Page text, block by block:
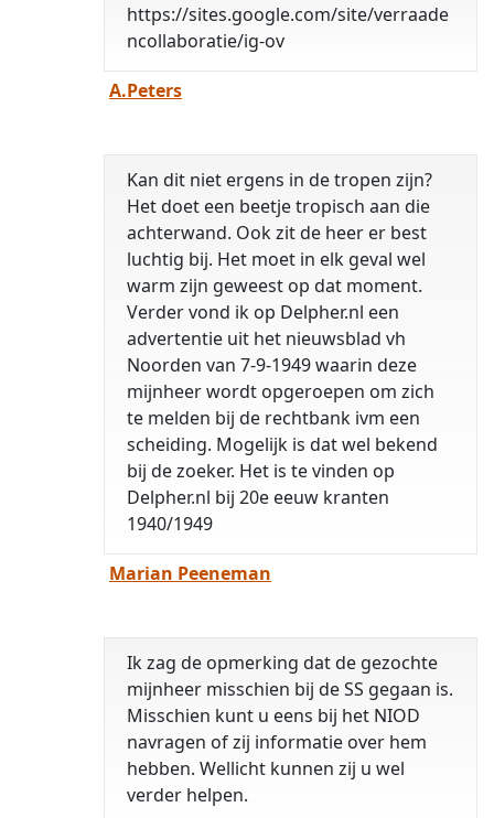
https://sites.google.com/site/verraade
ncollaboratie/ig-ov
A.Peters
Kan dit niet ergens in de tropen zijn?
Het doet een beetje tropisch aan die
achterwand. Ook zit de heer er best
luchtig bij. Het moet in elk geval wel
warm zijn geweest op dat moment.
Verder vond ik op Delpher.nl een
advertentie uit het nieuwsblad vh
Noorden van 7-9-1949 waarin deze
mijnheer wordt opgeroepen om zich
te melden bij de rechtbank ivm een
scheiding. Mogelijk is dat wel bekend
bij de zoeker. Het is te vinden op
Delpher.nl bij 20e eeuw kranten
1940/1949
Marian Peeneman
Ik zag de opmerking dat de gezochte
mijnheer misschien bij de SS gegaan is.
Misschien kunt u eens bij het NIOD
navragen of zij informatie over hem
hebben. Wellicht kunnen zij u wel
verder helpen.